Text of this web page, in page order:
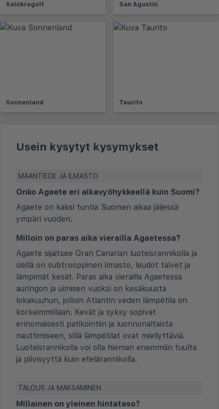
Salobregolf San Agustin
Sonnenland Taurito
Usein kysytyt kysymykset
MAANTIEDE JA ILMASTO
Onko Agaete eri aikavyöhykkeellä kuin Suomi?
Agaete on kaksi tuntia Suomen aikaa jäljessä
ympäri vuoden.
Milloin on paras aika vierailla Agaetessa?
Agaete sijaitsee Gran Canarian luoteisrannikolla ja
siellä on subtrooppinen ilmasto, leudot talvet ja
lämpimät kesät. Paras aika vierailla Agaetessa
auringon ja uimisen vuoksi on kesäkuusta
lokakuuhun, jolloin Atlantin veden lämpötila on
korkeimmillaan. Kevät ja syksy sopivat
erinomaisesti patikointiin ja luonnonaltaista
nauttimiseen, sillä lämpötilat ovat miellyttäviä.
Luoteisrannikolla voi olla hieman enemmän tuulta
ja pilvisyyttä kuin etelärannikolla.
TALOUS JA MAKSAMINEN
Millainen on yleinen hintataso?